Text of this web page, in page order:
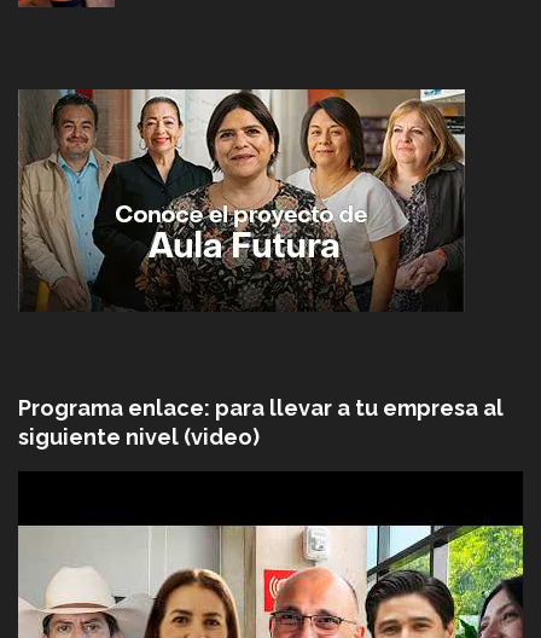
Programa enlace: para llevar a tu empresa al
siguiente nivel (video)